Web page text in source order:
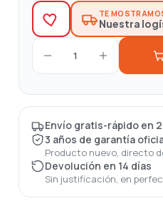
TE
Nuestra
1
Envío gratis-rápido en
3 años de garantía
Producto nuevo, directo
Devolución en 14 días
Sin justificación, en